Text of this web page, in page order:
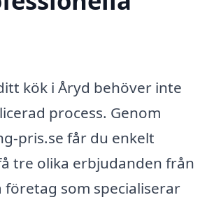
kök i Åryd behöver inte
process. Genom
pris.se får du enkelt
tre olika erbjudanden från
företag som specialiserar